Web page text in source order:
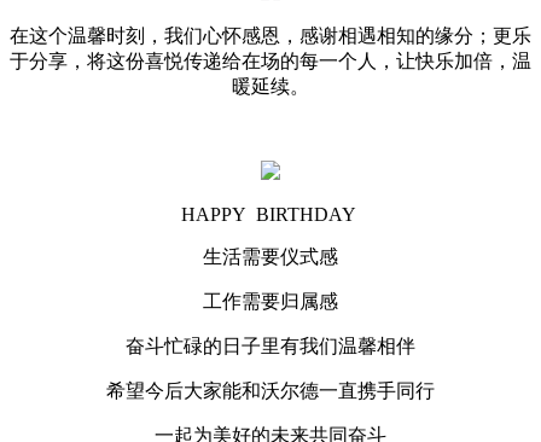
在这个温馨时刻，我们心怀感恩，感谢相遇相知的缘分；更乐
于分享，将这份喜悦传递给在场的每一个人，让快乐加倍，温
暖延续。
HAPPY BIRTHDAY
生活需要仪式感
工作需要归属感
奋斗忙碌的日子里有我们温馨相伴
希望今后大家能和沃尔德一直携手同行
一起为美好的未来共同奋斗